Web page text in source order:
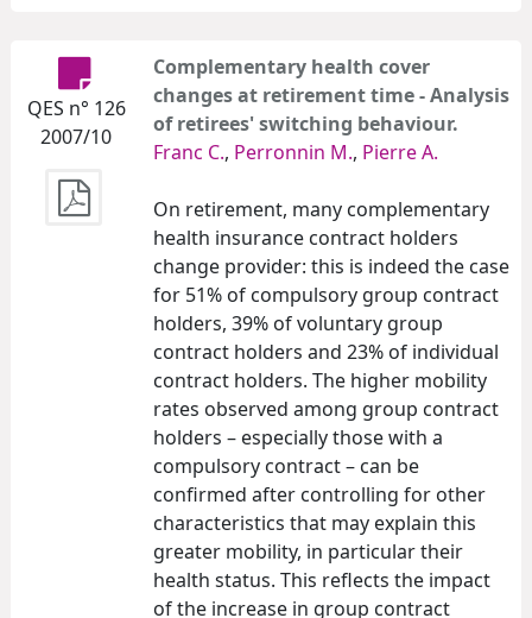
QES n° 126
2007/10
Complementary health cover
changes at retirement time - Analysis
of retirees' switching behaviour.
Franc C., Perronnin M., Pierre A.
On retirement, many complementary
health insurance contract holders
change provider: this is indeed the case
for 51% of compulsory group contract
holders, 39% of voluntary group
contract holders and 23% of individual
contract holders. The higher mobility
rates observed among group contract
holders – especially those with a
compulsory contract – can be
confirmed after controlling for other
characteristics that may explain this
greater mobility, in particular their
health status. This reflects the impact
of the increase in group contract